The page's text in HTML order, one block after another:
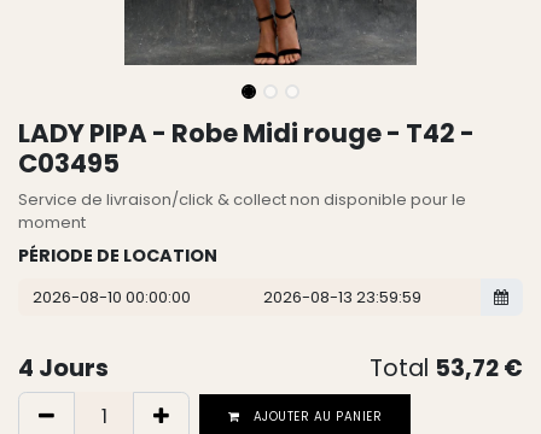
LADY PIPA - Robe Midi rouge - T42 -
C03495
Service de livraison/click & collect non disponible pour le
moment
PÉRIODE DE LOCATION
4 Jours Total 53,72€
AJOUTER AU PANIER